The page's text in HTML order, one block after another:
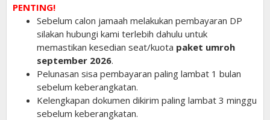
PENTING!
Sebelum calon jamaah melakukan pembayaran DP
silakan hubungi kami terlebih dahulu untuk
memastikan kesedian seat/kuota paket umroh
september 2026.
Pelunasan sisa pembayaran paling lambat 1 bulan
sebelum keberangkatan.
Kelengkapan dokumen dikirim paling lambat 3 minggu
sebelum keberangkatan.